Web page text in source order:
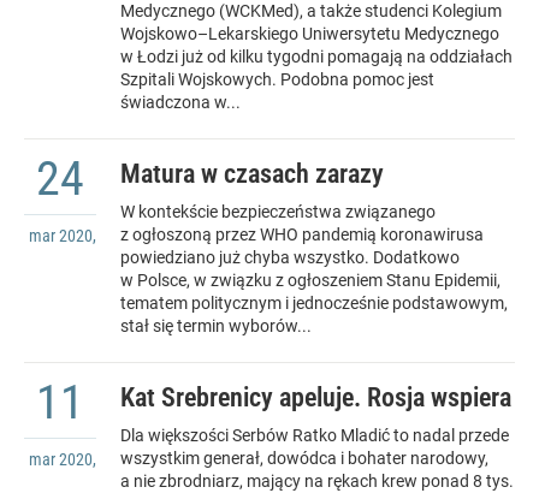
Medycznego (WCKMed), a także studenci Kolegium
Wojskowo–Lekarskiego Uniwersytetu Medycznego
w Łodzi już od kilku tygodni pomagają na oddziałach
Szpitali Wojskowych. Podobna pomoc jest
świadczona w...
Matura w czasach zarazy
24
mar 2020,
W kontekście bezpieczeństwa związanego
z ogłoszoną przez WHO pandemią koronawirusa
powiedziano już chyba wszystko. Dodatkowo
w Polsce, w związku z ogłoszeniem Stanu Epidemii,
tematem politycznym i jednocześnie podstawowym,
stał się termin wyborów...
Kat Srebrenicy apeluje. Rosja wspiera
11
mar 2020,
Dla większości Serbów Ratko Mladić to nadal przede
wszystkim generał, dowódca i bohater narodowy,
a nie zbrodniarz, mający na rękach krew ponad 8 tys.